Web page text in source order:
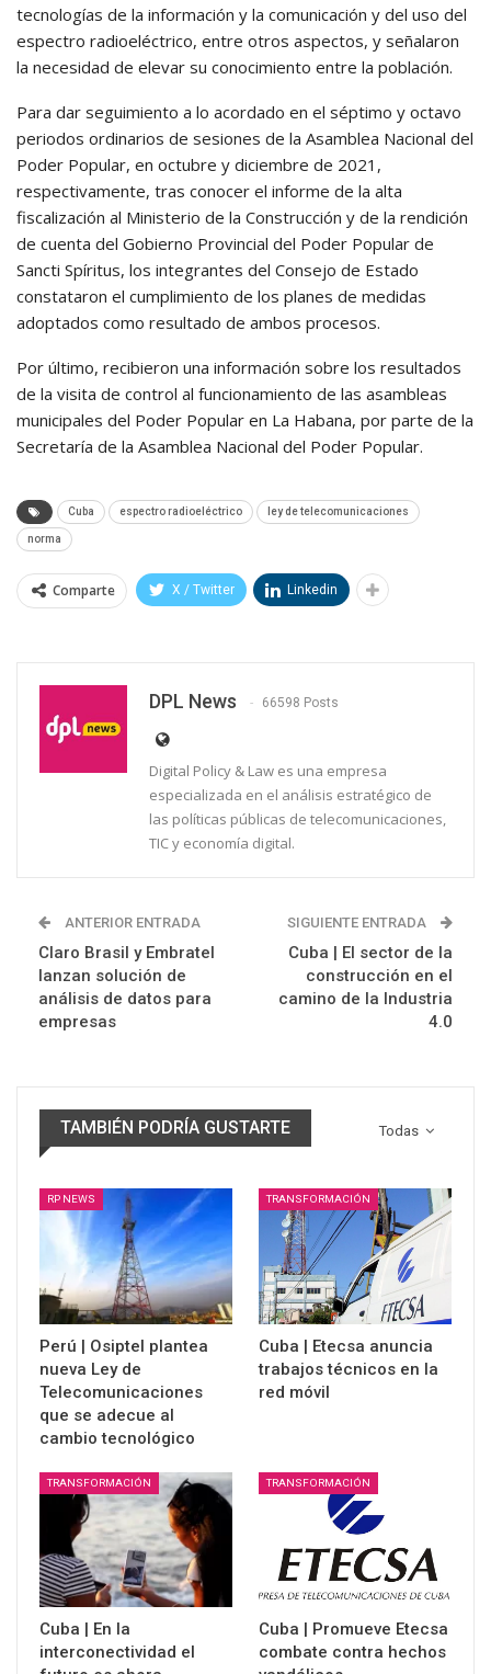
tecnologías de la información y la comunicación y del uso del
espectro radioeléctrico, entre otros aspectos, y señalaron
la necesidad de elevar su conocimiento entre la población.
Para dar seguimiento a lo acordado en el séptimo y octavo
periodos ordinarios de sesiones de la Asamblea Nacional del
Poder Popular, en octubre y diciembre de 2021,
respectivamente, tras conocer el informe de la alta
fiscalización al Ministerio de la Construcción y de la rendición
de cuenta del Gobierno Provincial del Poder Popular de
Sancti Spíritus, los integrantes del Consejo de Estado
constataron el cumplimiento de los planes de medidas
adoptados como resultado de ambos procesos.
Por último, recibieron una información sobre los resultados
de la visita de control al funcionamiento de las asambleas
municipales del Poder Popular en La Habana, por parte de la
Secretaría de la Asamblea Nacional del Poder Popular.
Cuba espectro radioeléctrico ley de telecomunicaciones
norma
Comparte X / Twitter Linkedin
DPL News 66598 Posts
Digital Policy & Law es una empresa
especializada en el análisis estratégico de
las políticas públicas de telecomunicaciones,
TIC y economía digital.
ANTERIOR ENTRADA
Claro Brasil y Embratel
lanzan solución de
análisis de datos para
empresas
SIGUIENTE ENTRADA
Cuba | El sector de la
construcción en el
camino de la Industria
4.0
Todas
TAMBIÉN PODRÍA GUSTARTE
RP NEWS
Perú | Osiptel plantea
nueva Ley de
Telecomunicaciones
que se adecue al
cambio tecnológico
TRANSFORMACIÓN
Cuba | Etecsa anuncia
trabajos técnicos en la
red móvil
TRANSFORMACIÓN
Cuba | En la
interconectividad el
TRANSFORMACIÓN
Cuba | Promueve Etecsa
combate contra hechos